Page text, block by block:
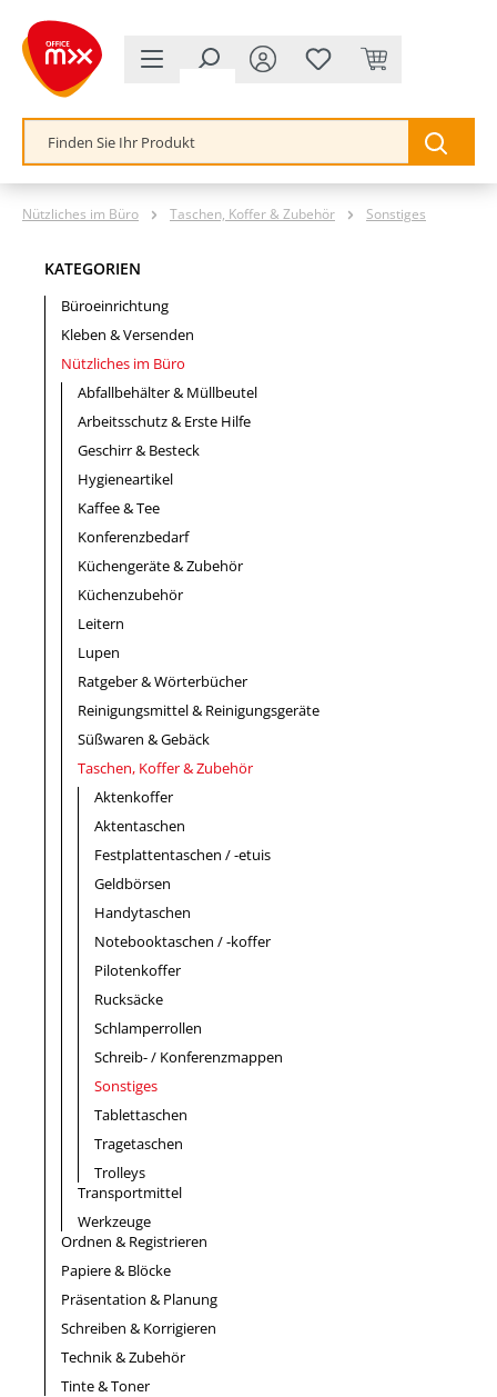
springen
Nützliches im Büro Taschen, Koffer & Zubehör Sonstiges
KATEGORIEN
Büroeinrichtung
Kleben & Versenden
Nützliches im Büro
Abfallbehälter & Müllbeutel
Arbeitsschutz & Erste Hilfe
Geschirr & Besteck
Hygieneartikel
Kaffee & Tee
Konferenzbedarf
Küchengeräte & Zubehör
Küchenzubehör
Leitern
Lupen
Ratgeber & Wörterbücher
Reinigungsmittel & Reinigungsgeräte
Süßwaren & Gebäck
Taschen, Koffer & Zubehör
Aktenkoffer
Aktentaschen
Festplattentaschen / -etuis
Geldbörsen
Handytaschen
Notebooktaschen / -koffer
Pilotenkoffer
Rucksäcke
Schlamperrollen
Schreib- / Konferenzmappen
Sonstiges
Tablettaschen
Tragetaschen
Trolleys
Transportmittel
Werkzeuge
Ordnen & Registrieren
Papiere & Blöcke
Präsentation & Planung
Schreiben & Korrigieren
Technik & Zubehör
Tinte & Toner